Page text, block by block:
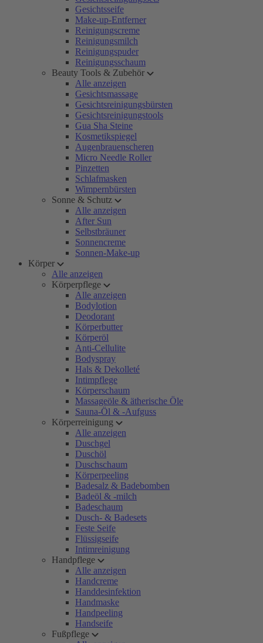
Gesichtsseife
Make-up-Entferner
Reinigungscreme
Reinigungsmilch
Reinigungspuder
Reinigungsschaum
Beauty Tools & Zubehör
Alle anzeigen
Gesichtsmassage
Gesichtsreinigungsbürsten
Gesichtsreinigungstools
Gua Sha Steine
Kosmetikspiegel
Augenbrauenscheren
Micro Needle Roller
Pinzetten
Schlafmasken
Wimpernbürsten
Sonne & Schutz
Alle anzeigen
After Sun
Selbstbräuner
Sonnencreme
Sonnen-Make-up
Körper
Alle anzeigen
Körperpflege
Alle anzeigen
Bodylotion
Deodorant
Körperbutter
Körperöl
Anti-Cellulite
Bodyspray
Hals & Dekolleté
Intimpflege
Körperschaum
Massageöle & ätherische Öle
Sauna-Öl & -Aufguss
Körperreinigung
Alle anzeigen
Duschgel
Duschöl
Duschschaum
Körperpeeling
Badesalz & Badebomben
Badeöl & -milch
Badeschaum
Dusch- & Badesets
Feste Seife
Flüssigseife
Intimreinigung
Handpflege
Alle anzeigen
Handcreme
Handdesinfektion
Handmaske
Handpeeling
Handseife
Fußpflege